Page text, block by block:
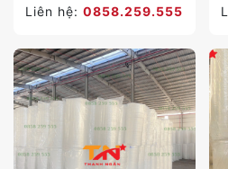
Liên hệ:0858.259.555